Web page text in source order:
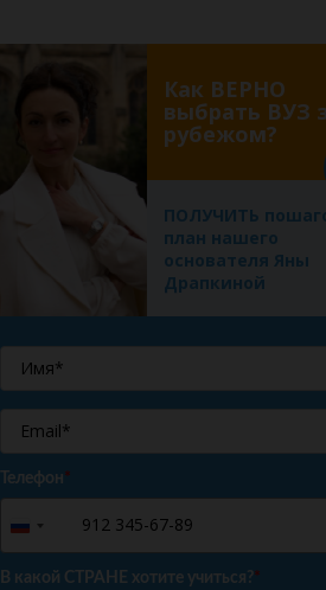
Как ВЕРНО
выбрать ВУЗ
рубежом?
ПОЛУЧИТЬ
план нашего
основателя Яны
Драпкиной
Телефон*
Russia
+7
В какой СТРАНЕ хотите учиться?*